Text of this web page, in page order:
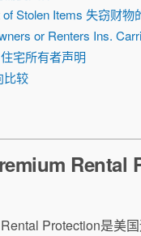
Stolen Items 失窃财物
or Renters Ins.
宅所有者声明
比较
Rental
Protection是美